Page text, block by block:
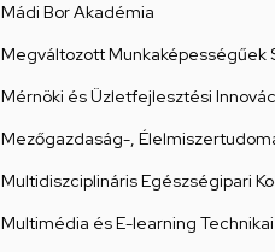
Mádi Bor Akadémia
Megváltozott Munkaképességűek
Mérnöki és Üzletfejlesztési
Mezőgazdaság-,
Multidiszciplináris Egészségipari
Multimédia és E-learning Technikai